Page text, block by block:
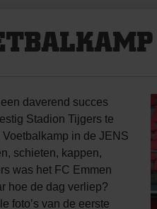
daverend succes
Stadion Tijgers te
in de JENS
schieten, kappen,
was het FC Emmen
hoe de dag verliep?
foto’s van de eerste